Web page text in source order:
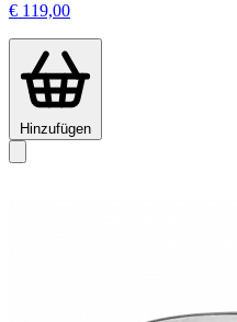
€ 119,00
Hinzufügen